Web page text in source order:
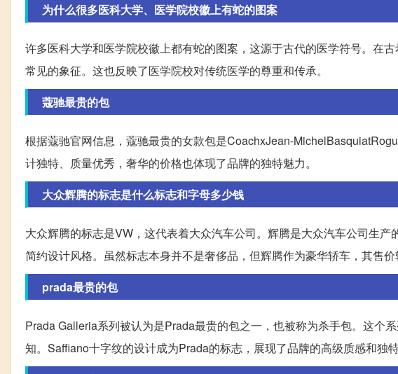
为什么很多医科大学、医学院校徽上有蛇的图案
许多医科大学和医学院校徽上都有蛇的图案，这源于古代的医学符号。在
常见的象征。这也反映了医学院校对传统医学的尊重和传承。
蔻驰最贵的包
根据蔻驰官网信息，蔻驰最贵的女款包是CoachxJean-
计独特、质量优秀，奢华的价格也体现了品牌的独特魅力。
大众辉腾的标志是什么标志和字母多少钱
大众辉腾的标志是VW，这代表着大众汽车公司。辉腾是大众汽车公司生
简约设计风格。虽然标志本身并不是奢侈品，但辉腾作为豪华轿车，其售价
prada最贵的包
Prada Galleria系列被认为是Prada最贵的包之一，也被称为杀手包。这个
知。Saffiano十字纹的设计成为Prada的标志，展现了品牌的高级质感和独特